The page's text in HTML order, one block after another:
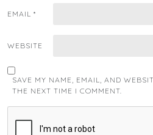
EMAIL *
WEBSITE
SAVE MY NAME, EMAIL, AND
THE NEXT TIME I COMMENT.